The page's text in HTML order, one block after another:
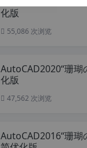
化版
55,086 次浏览
AutoCAD2020“珊瑚
化版
47,562 次浏览
AutoCAD2016“珊瑚